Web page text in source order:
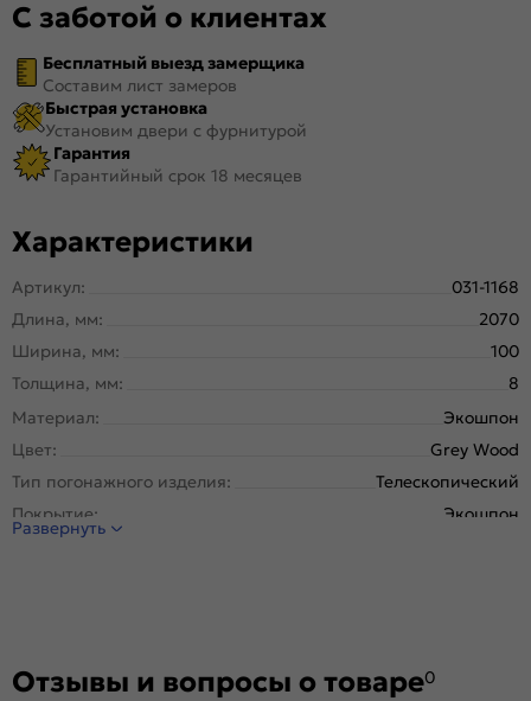
С заботой о клиентах
Бесплатный выезд замерщика
Составим лист замеров
Быстрая установка
Установим двери с фурнитурой
Гарантия
Гарантийный срок 18 месяцев
Характеристики
Артикул:
031-1168
Длина, мм:
2070
Ширина, мм:
100
Толщина, мм:
8
Материал:
Экошпон
Цвет:
Grey Wood
Тип погонажного изделия:
Телескопический
Покрытие:
Экошпон
Развернуть
Отзывы и вопросы о товаре0